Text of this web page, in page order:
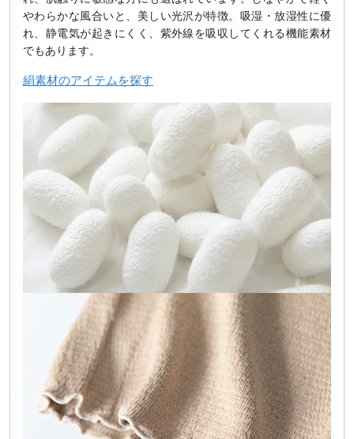
やわらかな風合いと、美しい光沢が特徴。吸湿・放湿性に優
れ、静電気が起きにくく、紫外線を吸収してくれる機能素材
でもあります。
絹素材のアイテムを探す